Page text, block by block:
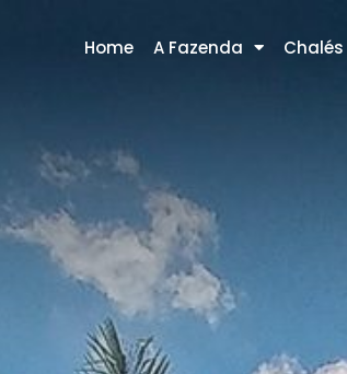
Home A Fazenda Chalés